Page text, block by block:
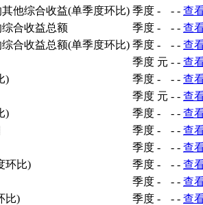
他综合收益(单季度环比) 季度 - - - 查
合收益总额
季度 - - - 查
合收益总额(单季度环比) 季度 - - - 查
季度 元 - - 查
)
季度 - - - 查
季度 元 - - 查
)
季度 - - - 查
季度 - - - 查
季度 - - - 查
环比)
季度 - - - 查
季度 - - - 查
比)
季度 - - - 查